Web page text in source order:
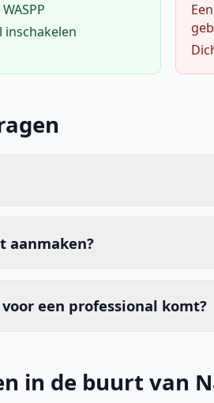
inschakelen
aanmaken?
een professional komt?
in de buurt van